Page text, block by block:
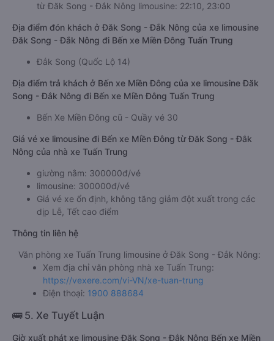
từ Đăk Song - Đắk Nông limousine: 22:10, 23:00
Địa điểm đón khách ở Đăk Song - Đắk Nông của xe limousine
Đăk Song - Đắk Nông đi Bến xe Miền Đông Tuấn Trung
Đắk Song (Quốc Lộ 14)
Địa điểm trả khách ở Bến xe Miền Đông của xe limousine Đăk
Song - Đắk Nông đi Bến xe Miền Đông Tuấn Trung
Bến Xe Miền Đông cũ - Quầy vé 30
Giá vé xe limousine đi Bến xe Miền Đông từ Đăk Song - Đắk
Nông của nhà xe Tuấn Trung
giường nằm: 300000đ/vé
limousine: 300000đ/vé
Giá vé xe ổn định, không tăng giảm đột xuất trong các
dịp Lễ, Tết cao điểm
Thông tin liên hệ
Văn phòng xe Tuấn Trung limousine ở Đăk Song - Đắk Nông:
Xem địa chỉ văn phòng nhà xe Tuấn Trung:
https://vexere.com/vi-VN/xe-tuan-trung
Điện thoại: 1900 888684
🚌 5. Xe Tuyết Luận
Giờ xuất phát xe limousine Đăk Song - Đắk Nông Bến xe Miền